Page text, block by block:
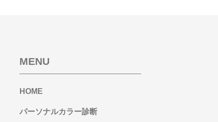
MENU
HOME
パーソナルカラー診断